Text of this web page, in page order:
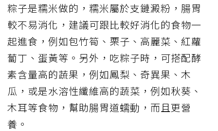
粽子是糯米做的，糯米屬於支鏈澱粉，腸胃
較不易消化，建議可跟比較好消化的食物一
起進食，例如包竹筍、栗子、高麗菜、紅蘿
蔔丁、蛋黃等。另外，吃粽子時，可搭配酵
素含量高的蔬果，例如鳳梨、奇異果、木
瓜，或是水溶性纖維高的蔬菜，例如秋葵、
木耳等食物，幫助腸胃道蠕動，而且更營
養。